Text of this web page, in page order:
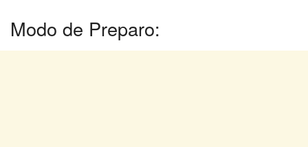
Modo de Preparo: